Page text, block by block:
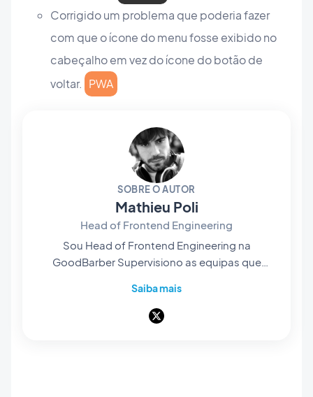
Corrigido um problema que poderia fazer
com que o ícone do menu fosse exibido no
cabeçalho em vez do ícone do botão de
voltar. PWA
SOBRE O AUTOR
Mathieu Poli
Head of Frontend Engineering
Sou Head of Frontend Engineering na
GoodBarber Supervisiono as equipas que
coração da nossa plataforma no-code: são
elas que dão vida aos projetos dos nossos
Saiba mais